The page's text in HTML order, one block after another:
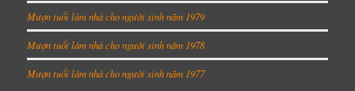
Mượn tuổi làm nhà cho người sinh năm 1979
Mượn tuổi làm nhà cho người sinh năm 1978
Mượn tuổi làm nhà cho người sinh năm 1977